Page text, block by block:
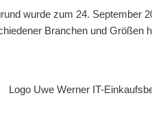
wurde zum 24. September
Branchen und Größen